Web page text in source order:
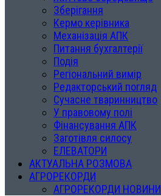
Зберігання
Кермо керівника
Механізація АПК
Питання бухгалтерії
Подія
Регіональний вимір
Редакторський погляд
Сучасне тваринництво
У правовому полі
Фінансування АПК
Заготівля силосу
ЕЛЕВАТОРИ
АКТУАЛЬНА РОЗМОВА
АГРОРЕКОРДИ
АГРОРЕКОРДИ НОВИНИ